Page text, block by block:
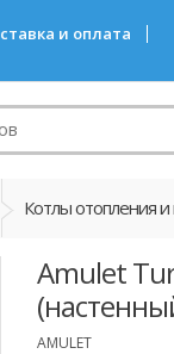
и оплата
Котлы отопления и
Amulet
AMULET